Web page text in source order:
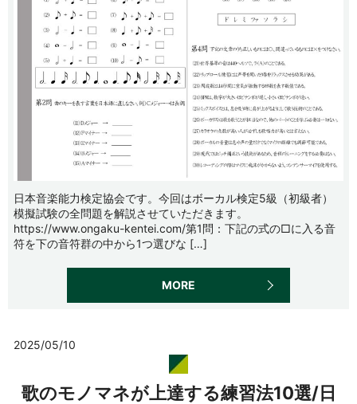
日本音楽能力検定協会です。今回はボーカル検定5級（初級者）
模擬試験の全問題を解説させていただきます。
https://www.ongaku-kentei.com/第1問：下記の式の□に入る音
符を下の音符群の中から1つ選びな […]
MORE
2025/05/10
歌のモノマネが上達する練習法10選/日